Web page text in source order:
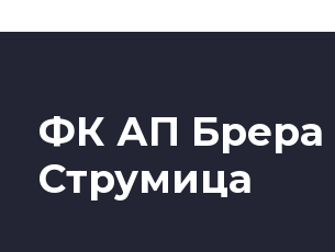
ФК АП Брера
Струмица